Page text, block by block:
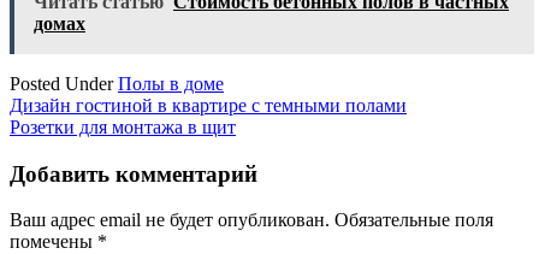
домах
Posted UnderПолы в доме
Навигация
по
записям
Дизайн гостиной в квартире с темными полами
Розетки для монтажа в щит
Добавить комментарий
Ваш адрес email не будет опубликован. Обязательные поля
помечены *